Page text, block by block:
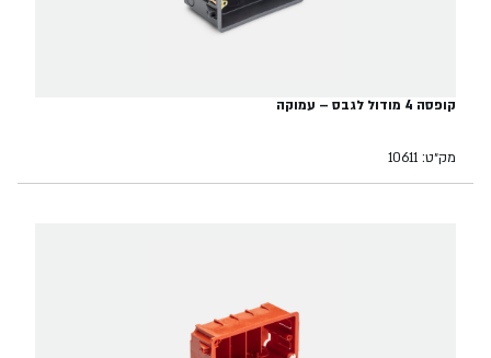
קופסה 4 מודול לגבס – עמוקה
מק״ט: 10611